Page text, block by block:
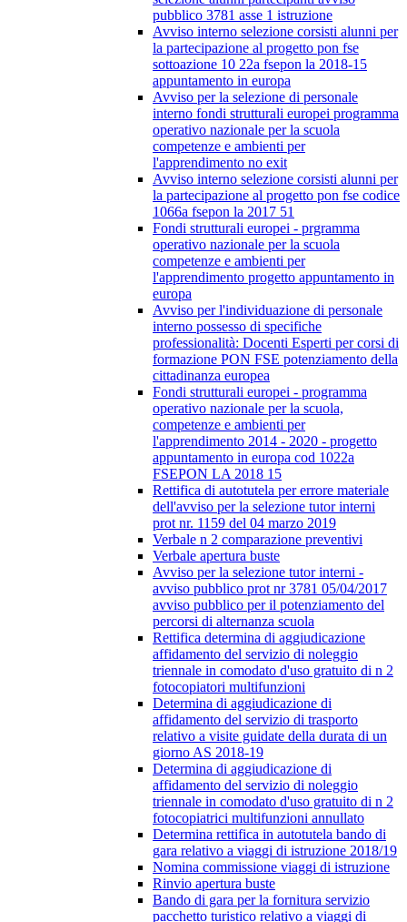
pubblico 3781 asse 1 istruzione
Avviso interno selezione corsisti alunni per
la partecipazione al progetto pon fse
sottoazione 10 22a fsepon la 2018-15
appuntamento in europa
Avviso per la selezione di personale
interno fondi strutturali europei programma
operativo nazionale per la scuola
competenze e ambienti per
l'apprendimento no exit
Avviso interno selezione corsisti alunni per
la partecipazione al progetto pon fse codice
1066a fsepon la 2017 51
Fondi strutturali europei - prgramma
operativo nazionale per la scuola
competenze e ambienti per
l'apprendimento progetto appuntamento in
europa
Avviso per l'individuazione di personale
interno possesso di specifiche
professionalità: Docenti Esperti per corsi di
formazione PON FSE potenziamento della
cittadinanza europea
Fondi strutturali europei - programma
operativo nazionale per la scuola,
competenze e ambienti per
l'apprendimento 2014 - 2020 - progetto
appuntamento in europa cod 1022a
FSEPON LA 2018 15
Rettifica di autotutela per errore materiale
dell'avviso per la selezione tutor interni
prot nr. 1159 del 04 marzo 2019
Verbale n 2 comparazione preventivi
Verbale apertura buste
Avviso per la selezione tutor interni -
avviso pubblico prot nr 3781 05/04/2017
avviso pubblico per il potenziamento del
percorsi di alternanza scuola
Rettifica determina di aggiudicazione
affidamento del servizio di noleggio
triennale in comodato d'uso gratuito di n 2
fotocopiatori multifunzioni
Determina di aggiudicazione di
affidamento del servizio di trasporto
relativo a visite guidate della durata di un
giorno AS 2018-19
Determina di aggiudicazione di
affidamento del servizio di noleggio
triennale in comodato d'uso gratuito di n 2
fotocopiatrici multifunzioni annullato
Determina rettifica in autotutela bando di
gara relativo a viaggi di istruzione 2018/19
Nomina commissione viaggi di istruzione
Rinvio apertura buste
Bando di gara per la fornitura servizio
pacchetto turistico relativo a viaggi di